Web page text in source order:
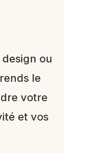
ou
le
votre
et vos